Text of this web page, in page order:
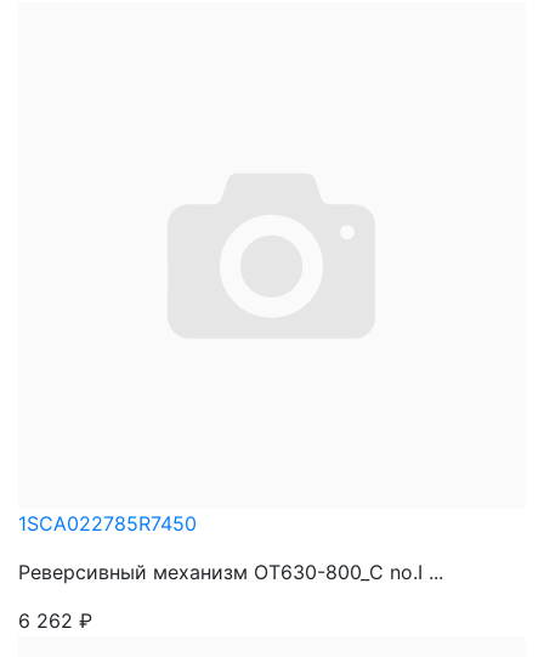
1SCA022785R7450
Реверсивный механизм OT630-800_С no.I ...
6 262 ₽